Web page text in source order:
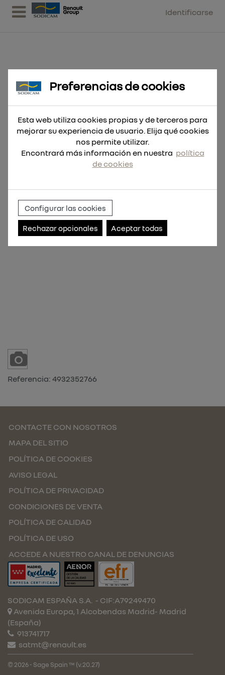
Identificarse
Broca SDS-Max MX4 4 filos
20x920
Referencia: 4932352766
CONTACTE CON NOSOTROS
MAPA DEL SITIO
POLÍTICA DE COOKIES
AVISO LEGAL
POLÍTICA DE PRIVACIDAD
CONDICIONES DE VENTA
POLÍTICA DE CALIDAD
POLÍTICA DE USO
ACCEDE A NUESTRO CANAL DE DENUNCIAS
SODICAM ESPAÑA S.A. - CIF:A79249470
Avenida Europa, 1 Alcobendas Madrid- Madrid
(España)
913741717
satmt@renault.es
© 2026 - Sage Spain ™ (v.20.27)
Preferencias de cookies
Esta web utiliza cookies propias y de terceros para
mejorar su experiencia de usuario. Elija qué cookies
nos permite utilizar.
Encontrará más información en nuestra política
de cookies
Configurar las cookies
Rechazar opcionales Aceptar todas